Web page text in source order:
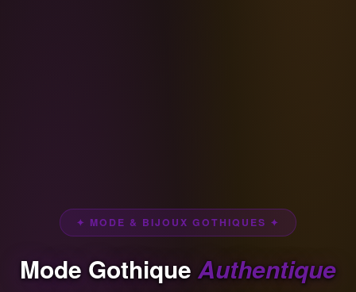
✦ MODE & BIJOUX GOTHIQUES ✦
Mode Gothique Authentique